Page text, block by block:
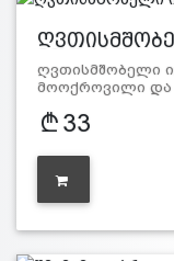
ღვთისმშობელი
მოოქროვილი და
33